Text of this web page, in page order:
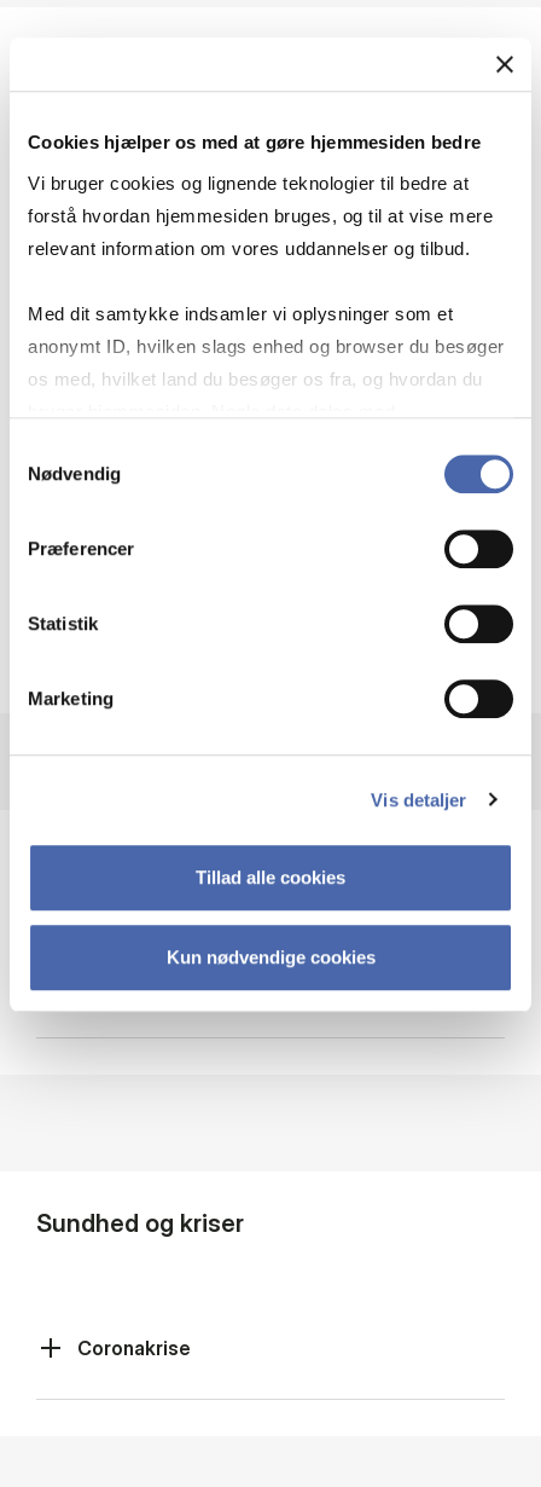
Cookies hjælper os med at gøre hjemmesiden bedre
Vi bruger cookies og lignende teknologier til bedre at
forstå hvordan hjemmesiden bruges, og til at vise mere
relevant information om vores uddannelser og tilbud.
Med dit samtykke indsamler vi oplysninger som et
anonymt ID, hvilken slags enhed og browser du besøger
os med, hvilket land du besøger os fra, og hvordan du
markedsføring. Du bestemmer selv - og kan altid trække
Nødvendig
Præferencer
Statistik
Marketing
Vis detaljer
Tillad alle cookies
Kun nødvendige cookies
Geopolitik og businesssikkerhed
navigerer man som virksomhed?
Krigen i Ukraine
Cybersikkerhed
Sundhed og kriser
Coronakrise